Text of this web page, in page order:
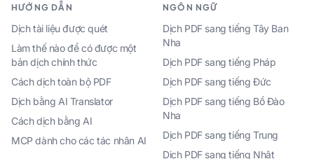
HƯỚNG DẪN
Dịch tài liệu được quét
Làm thế nào để có được một
bản dịch chính thức
Cách dịch toàn bộ PDF
Dịch bằng AI Translator
Cách dịch bằng AI
MCP dành cho các tác nhân AI
NGÔN NGỮ
Dịch PDF sang tiếng Tây Ban
Nha
Dịch PDF sang tiếng Pháp
Dịch PDF sang tiếng Đức
Dịch PDF sang tiếng Bồ Đào
Nha
Dịch PDF sang tiếng Trung
Dịch PDF sang tiếng Nhật